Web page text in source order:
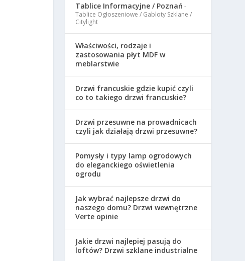
Tablice Informacyjne / Poznań -
Tablice Ogłoszeniowe / Gabloty Szklane /
Citylight
Właściwości, rodzaje i
zastosowania płyt MDF w
meblarstwie
Drzwi francuskie gdzie kupić czyli
co to takiego drzwi francuskie?
Drzwi przesuwne na prowadnicach
czyli jak działają drzwi przesuwne?
Pomysły i typy lamp ogrodowych
do eleganckiego oświetlenia
ogrodu
Jak wybrać najlepsze drzwi do
naszego domu? Drzwi wewnętrzne
Verte opinie
Jakie drzwi najlepiej pasują do
loftów? Drzwi szklane industrialne